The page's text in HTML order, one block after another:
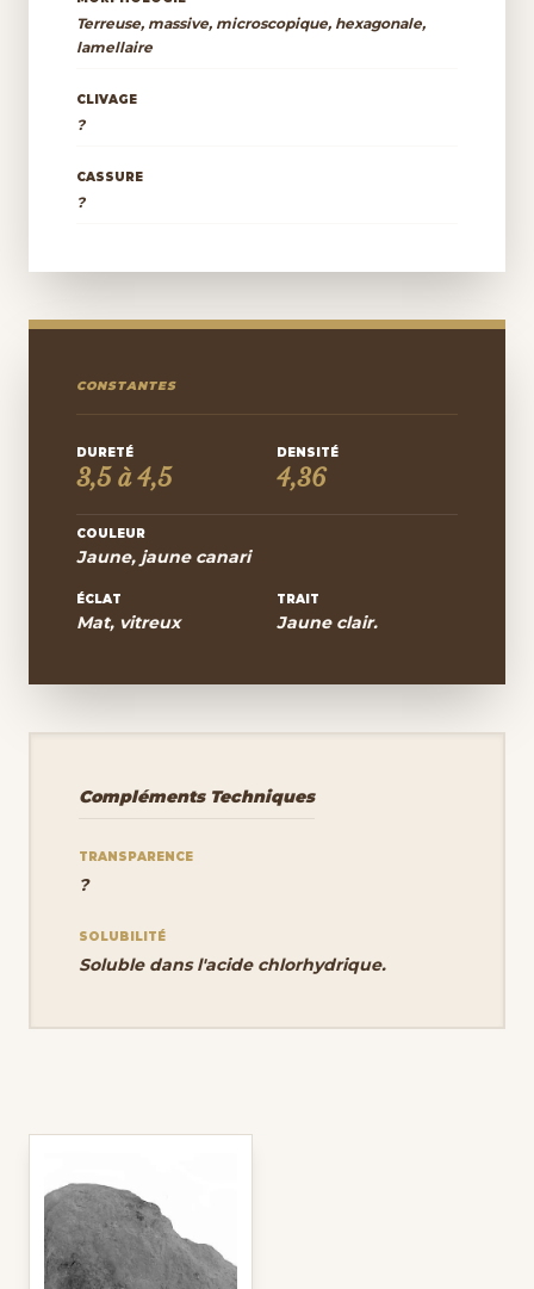
Terreuse, massive, microscopique, hexagonale,
lamellaire
CLIVAGE
?
CASSURE
?
CONSTANTES
DURETÉ
3,5 à 4,5
DENSITÉ
4,36
COULEUR
Jaune, jaune canari
ÉCLAT
Mat, vitreux
TRAIT
Jaune clair.
Compléments Techniques
TRANSPARENCE
?
SOLUBILITÉ
Soluble dans l'acide chlorhydrique.